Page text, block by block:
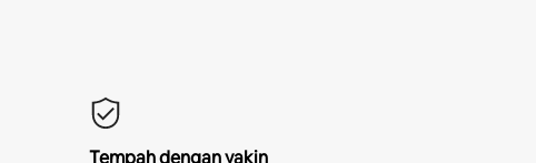
Tempah dengan yakin